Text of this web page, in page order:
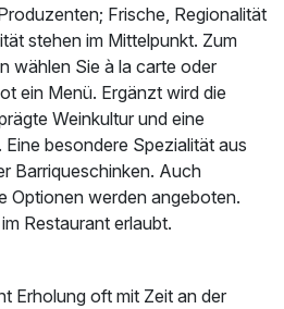
p.P. ab142,80 €
Frische, Regionalität
stehen im Mittelpunkt. Zum
wählen Sie à la carte oder
ein Menü. Ergänzt wird die
Weinkultur und eine
besondere Spezialität aus
Barriqueschinken. Auch
Optionen werden angeboten.
Restaurant erlaubt.
Erholung oft mit Zeit an der